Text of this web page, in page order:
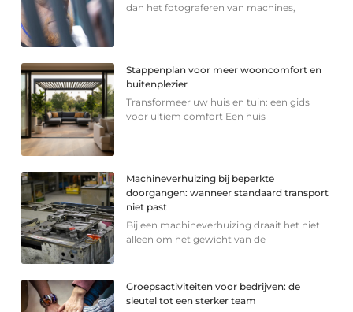
dan het fotograferen van machines,
Stappenplan voor meer wooncomfort en
buitenplezier
Transformeer uw huis en tuin: een gids
voor ultiem comfort Een huis
Machineverhuizing bij beperkte
doorgangen: wanneer standaard transport
niet past
Bij een machineverhuizing draait het niet
alleen om het gewicht van de
Groepsactiviteiten voor bedrijven: de
sleutel tot een sterker team